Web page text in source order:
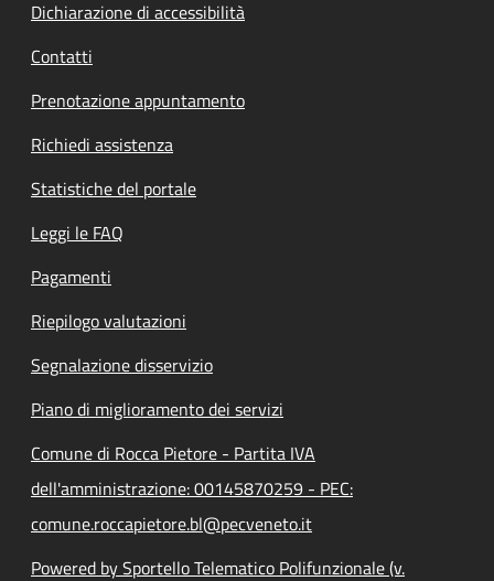
Dichiarazione di accessibilità
Contatti
Prenotazione appuntamento
Richiedi assistenza
Statistiche del portale
Leggi le FAQ
Pagamenti
Riepilogo valutazioni
Segnalazione disservizio
Piano di miglioramento dei servizi
Comune di Rocca Pietore - Partita IVA
dell'amministrazione: 00145870259 - PEC:
comune.roccapietore.bl@pecveneto.it
Powered by Sportello Telematico Polifunzionale (v.